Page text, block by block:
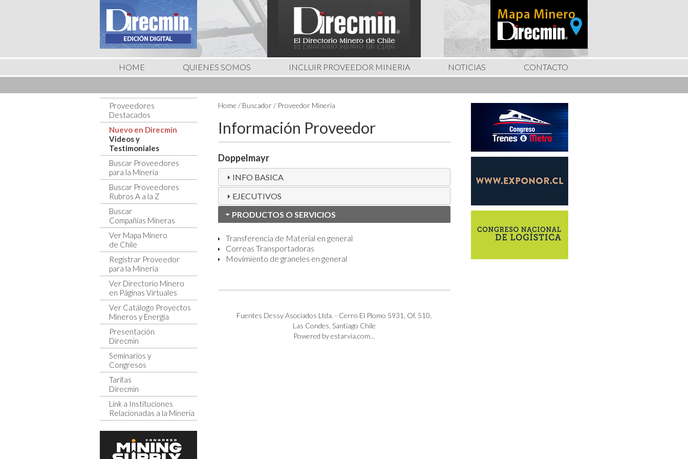
HOME QUIENES SOMOS INCLUIR PROVEEDOR MINERIA NOTICIAS CONTACTO
Proveedores
Destacados
Nuevo en Direcmin
Videos y
Testimoniales
Buscar Proveedores
para la Minería
Buscar Proveedores
Rubros A a la Z
Buscar
Compañías Mineras
Ver Mapa Minero
de Chile
Registrar Proveedor
para la Minería
Ver Directorio Minero
en Páginas Virtuales
Ver Catálogo Proyectos
Mineros y Energía
Presentación
Direcmin
Seminarios y
Congresos
Tarifas
Direcmin
Link a Instituciones
Relacionadas a la Minería
Home / Buscador / Proveedor Minería
Información Proveedor
Doppelmayr
INFO BASICA
EJECUTIVOS
PRODUCTOS O SERVICIOS
Transferencia de Material en general
Correas Transportadoras
Movimiento de graneles en general
Fuentes Dessy Asociados Ltda. - Cerro El Plomo 5931, Of. 510,
Las Condes, Santiago Chile
Powered by estarvia.com...